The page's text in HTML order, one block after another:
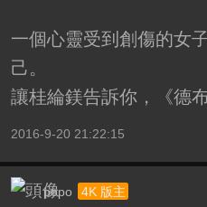
一個心靈受到創傷的女
己。
讓桂綸鎂告訴你，《德
2016-9-20 21:22:15
popo 4K 版主